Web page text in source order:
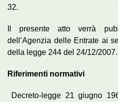
32.
Il presente atto verrà
dell’Agenzia delle Entrate ai
della legge 244 del 24/12/2007.
Riferimenti normativi
Decreto-legge 21 giugno